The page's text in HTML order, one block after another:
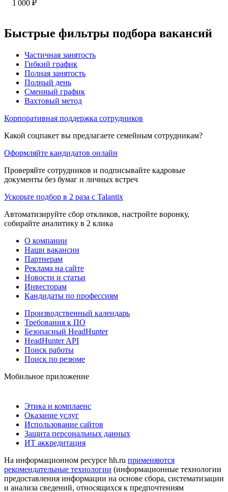
1 000 ₽
Быстрые фильтры подбора вакансий
Частичная занятость
Гибкий график
Полная занятость
Полный день
Сменный график
Вахтовый метод
Корпоративная поддержка сотрудников
Какой соцпакет вы предлагаете семейным сотрудникам?
Оформляйте кандидатов онлайн
Проверяйте сотрудников и подписывайте кадровые
документы без бумаг и личных встреч
Ускорьте подбор в 2 раза с Talantix
Автоматизируйте сбор откликов, настройте воронку,
собирайте аналитику в 2 клика
О компании
Наши вакансии
Партнерам
Реклама на сайте
Новости и статьи
Инвесторам
Кандидаты по профессиям
Производственный календарь
Требования к ПО
Безопасный HeadHunter
HeadHunter API
Поиск работы
Поиск по резюме
Мобильное приложение
Этика и комплаенс
Оказание услуг
Использование сайтов
Защита персональных данных
ИТ аккредитация
На информационном ресурсе hh.ru применяются
рекомендательные технологии (информационные технологии
предоставления информации на основе сбора, систематизации
и анализа сведений, относящихся к предпочтениям